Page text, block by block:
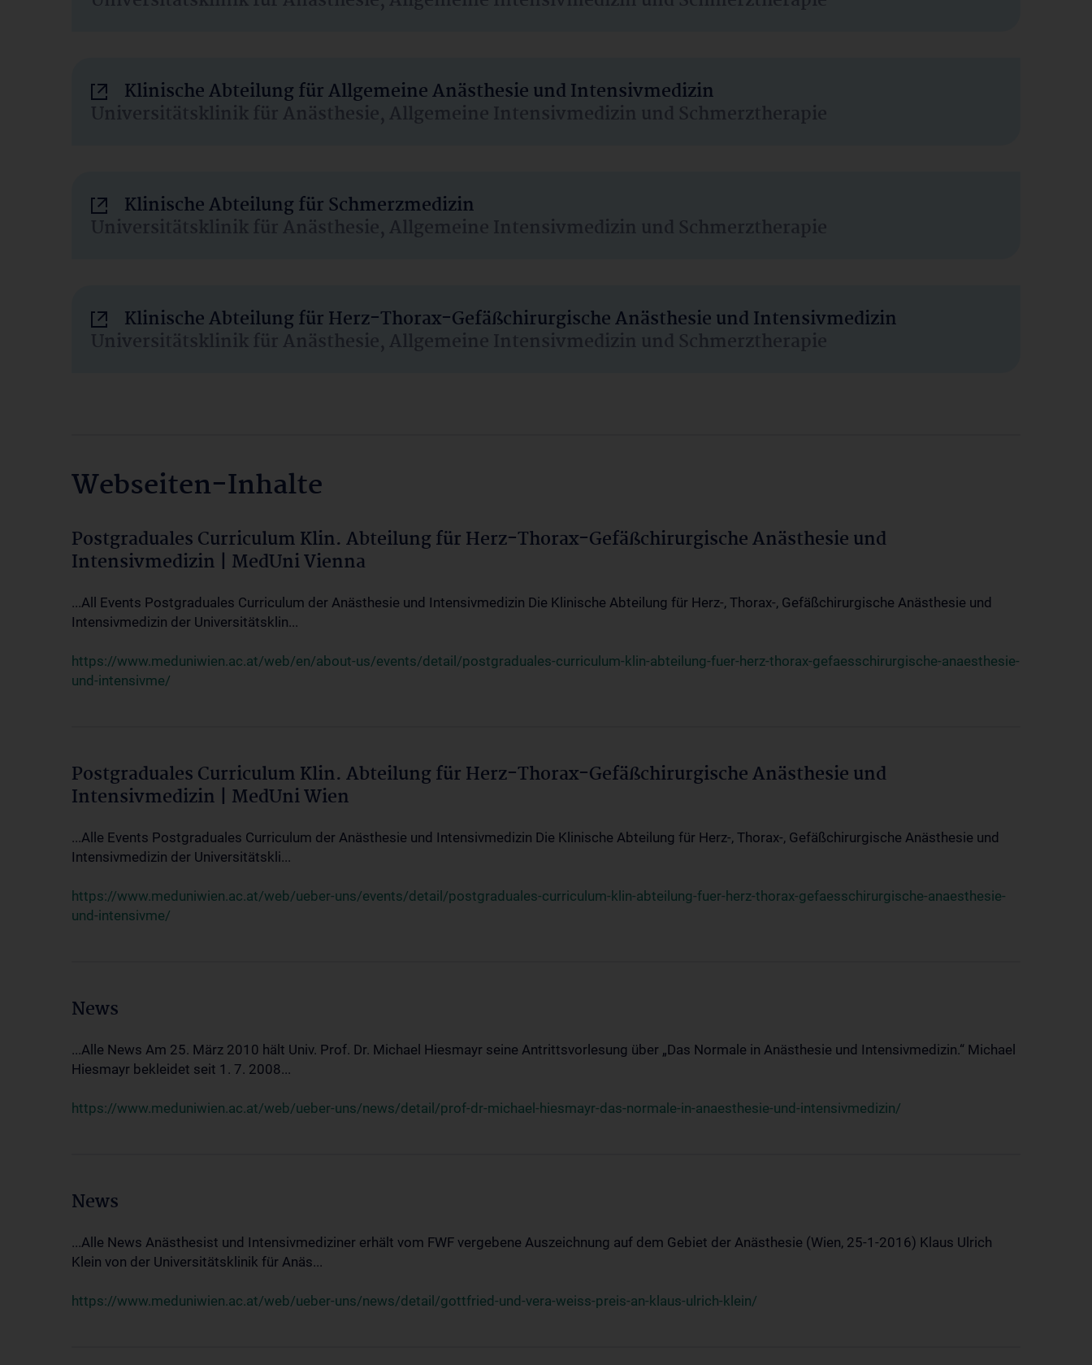
Klinische Abteilung für Allgemeine Anästhesie und Intensivmedizin
Universitätsklinik für Anästhesie, Allgemeine Intensivmedizin und Schmerztherapie
Klinische Abteilung für Schmerzmedizin
Universitätsklinik für Anästhesie, Allgemeine Intensivmedizin und Schmerztherapie
Klinische Abteilung für Herz-Thorax-Gefäßchirurgische Anästhesie und Intensivmedizin
Universitätsklinik für Anästhesie, Allgemeine Intensivmedizin und Schmerztherapie
Webseiten-Inhalte
Postgraduales Curriculum Klin. Abteilung für Herz-Thorax-Gefäßchirurgische Anästhesie und
Intensivmedizin | MedUni Vienna
...All Events Postgraduales Curriculum der Anästhesie und Intensivmedizin Die Klinische Abteilung für Herz-, Thorax-, Gefäßchirurgische Anästhesie und
Intensivmedizin der Universitätsklin...
https://www.meduniwien.ac.at/web/en/about-us/events/detail/postgraduales-curriculum-klin-abteilung-fuer-herz-thorax-gefaesschirurgische-anaesthesie-
und-intensivme/
Postgraduales Curriculum Klin. Abteilung für Herz-Thorax-Gefäßchirurgische Anästhesie und
Intensivmedizin | MedUni Wien
...Alle Events Postgraduales Curriculum der Anästhesie und Intensivmedizin Die Klinische Abteilung für Herz-, Thorax-, Gefäßchirurgische Anästhesie und
Intensivmedizin der Universitätskli...
https://www.meduniwien.ac.at/web/ueber-uns/events/detail/postgraduales-curriculum-klin-abteilung-fuer-herz-thorax-gefaesschirurgische-anaesthesie-
und-intensivme/
News
...Alle News Am 25. März 2010 hält Univ. Prof. Dr. Michael Hiesmayr seine Antrittsvorlesung über „Das Normale in Anästhesie und Intensivmedizin.“ Michael
Hiesmayr bekleidet seit 1. 7. 2008...
https://www.meduniwien.ac.at/web/ueber-uns/news/detail/prof-dr-michael-hiesmayr-das-normale-in-anaesthesie-und-intensivmedizin/
News
...Alle News Anästhesist und Intensivmediziner erhält vom FWF vergebene Auszeichnung auf dem Gebiet der Anästhesie (Wien, 25-1-2016) Klaus Ulrich
Klein von der Universitätsklinik für Anäs...
https://www.meduniwien.ac.at/web/ueber-uns/news/detail/gottfried-und-vera-weiss-preis-an-klaus-ulrich-klein/